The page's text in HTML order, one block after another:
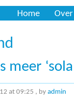
Home
at 09:25 , by admin